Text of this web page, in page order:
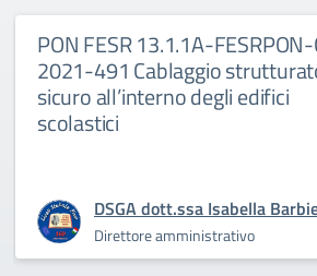
PON FESR 13.1.1A-
2021-491 Cablaggio
sicuro all’interno degli edifici
scolastici
DSGA dott.ssa Isabella
Direttore amministrativo